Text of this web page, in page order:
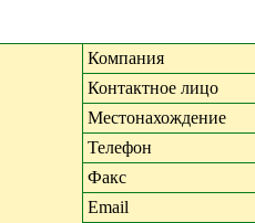
Компания
Контактное лицо
Местонахождение
Телефон
Факс
Email